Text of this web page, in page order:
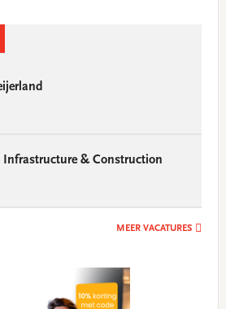
Infrastructure & Construction
MEER VACATURES